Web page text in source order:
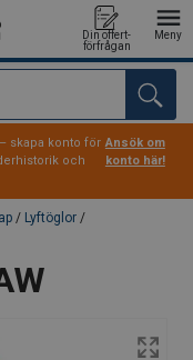
Din offert-
förfrågan
Meny
skapa konto för
och
Ansök om
konto här!
/ Lyftöglor /